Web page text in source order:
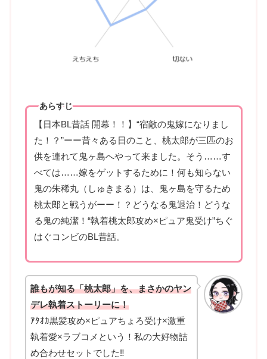
あらすじ
【日本BL昔話 開幕！！】“宿敵の鬼嫁になりまし
た！？”ーー昔々ある日のこと、桃太郎が三匹のお
供を連れて鬼ヶ島へやって来ました。そう……す
べては……嫁をゲットするために！何も知らない
鬼の朱稀丸（しゅきまる）は、鬼ヶ島を守るため
桃太郎と戦うがーー！？どうなる鬼退治！どうな
る鬼の純潔！“執着桃太郎攻め×ピュア鬼受け”ちぐ
はぐコンビのBL昔話。
誰もが知る「桃太郎」を、まさかのヤン
デレ執着ストーリーに！
ｱﾀｵｶ黒髪攻め×ピュアちょろ受け×激重
執着愛×ラブコメという！私の大好物詰
め合わせセットでした‼